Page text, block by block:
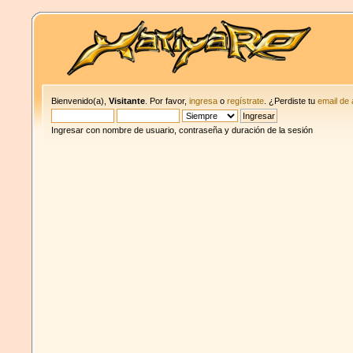
Bienvenido(a),Visitante . Por favor,ingresa oregístrate . ¿Perdiste tuemail de
Ingresar con nombre de usuario, contraseña y duración de la sesión